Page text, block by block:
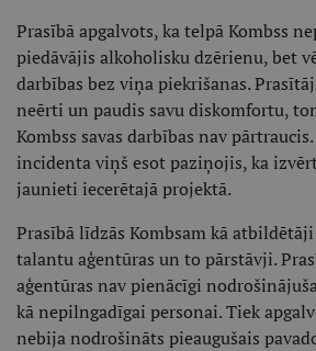
Prasībā apgalvots, ka telpā Kombss
piedāvājis alkoholisku dzērienu, bet
darbības bez viņa piekrišanas.
neērti un paudis savu diskomfortu,
Kombss savas darbības nav
incidenta viņš esot paziņojis, ka
jaunieti iecerētajā projektā.
Prasībā līdzās Kombsam kā
talantu aģentūras un to pārstāvji.
aģentūras nav pienācīgi
kā nepilngadīgai personai. Tiek
nebija nodrošināts pieaugušais